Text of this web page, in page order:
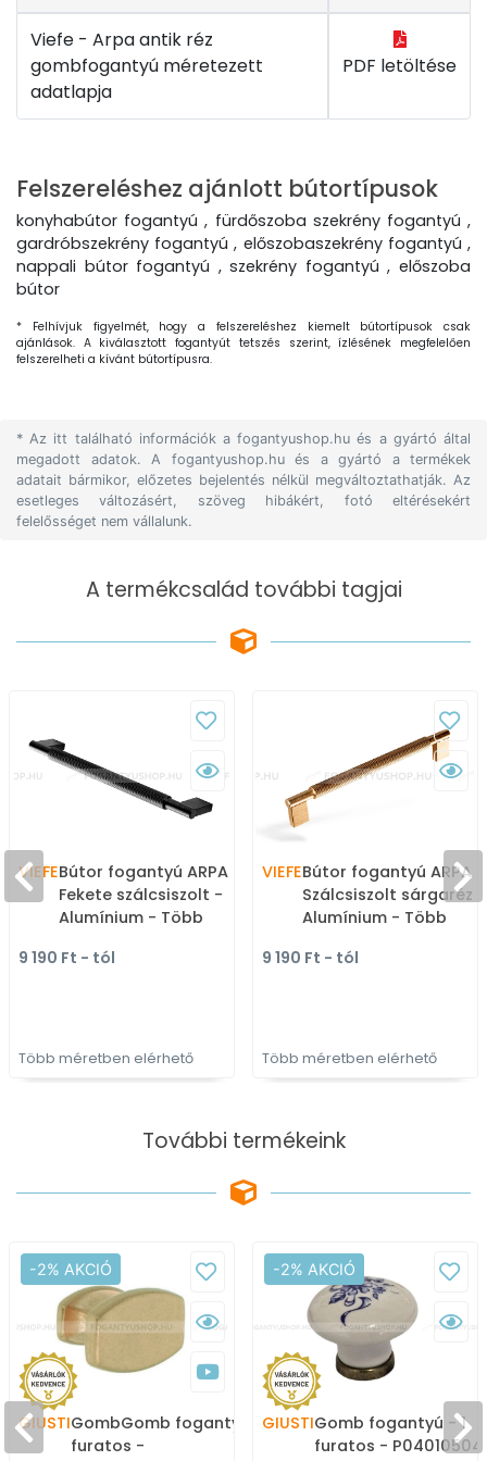
Viefe - Arpa antik réz
gombfogantyú méretezett
adatlapja
PDF letöltése
Felszereléshez ajánlott bútortípusok
konyhabútor fogantyú , fürdőszoba szekrény fogantyú ,
gardróbszekrény fogantyú , előszobaszekrény fogantyú ,
nappali bútor fogantyú , szekrény fogantyú , előszoba
bútor
* Felhívjuk figyelmét, hogy a felszereléshez kiemelt bútortípusok csak
ajánlások. A kiválasztott fogantyút tetszés szerint, ízlésének megfelelően
felszerelheti a kívánt bútortípusra.
* Az itt található információk a fogantyushop.hu és a gyártó által
megadott adatok. A fogantyushop.hu és a gyártó a termékek
adatait bármikor, előzetes bejelentés nélkül megváltoztathatják. Az
esetleges változásért, szöveg hibákért, fotó eltérésekért
felelősséget nem vállalunk.
A termékcsalád további tagjai
VIEFEBútor fogantyú ARPA -
Fekete szálcsiszolt -
Alumínium - Több
színes fém
9 190 Ft - tól
Több méretben elérhető
VIEFEBútor fogantyú ARPA -
Szálcsiszolt sárgaréz
Alumínium - Több
színes fém
9 190 Ft - tól
Több méretben elérhető
További termékeink
-2% AKCIÓ
GIUSTIGombGomb fogantyú - 1
furatos -
-2% AKCIÓ
GIUSTIGomb fogantyú - 1
furatos -